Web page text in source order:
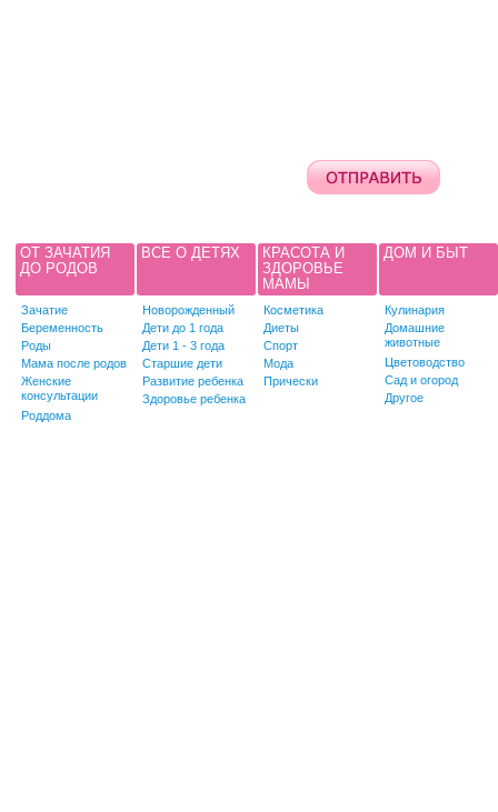
ОТ ЗАЧАТИЯ
ДО РОДОВ
Зачатие
Беременность
Роды
Мама после родов
Женские
консультации
Роддома
ВСЕ О ДЕТЯХ
Новорожденный
Дети до 1 года
Дети 1 - 3 года
Старшие дети
Развитие ребенка
Здоровье ребенка
КРАСОТА И
ЗДОРОВЬЕ
МАМЫ
Косметика
Диеты
Спорт
Мода
Прически
ДОМ И БЫТ
Кулинария
Домашние
животные
Цветоводство
Сад и огород
Другое